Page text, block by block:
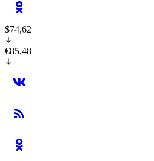
$74,62
€85,48